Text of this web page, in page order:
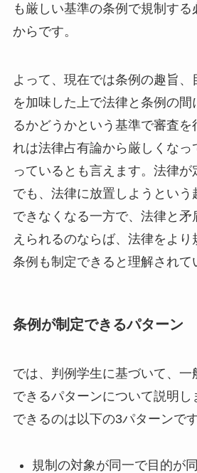
も厳しい基準の条例で規制する
からです。
よって、現在では条例の趣旨、
を加味した上で法律と条例の間
るかどうかという基準で審査を
れは法律占有論から厳しくなっ
っているとも言えます。法律が
でも、法律に放置しようという
できなくなる一方で、法律と矛
えられるのならば、法律をより
条例も制定できると理解されて
条例が制定できるパターン
では、判例学生に基づいて、一
できるパターンについて説明し
できるのは以下の3パターンです
規制の対象が同一で目的が